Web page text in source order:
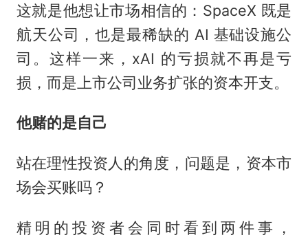
这就是他想让市场相信的：SpaceX 既是
航天公司，也是最稀缺的 AI 基础设施公
司。这样一来，xAI 的亏损就不再是亏
损，而是上市公司业务扩张的资本开支。
他赌的是自己
站在理性投资人的角度，问题是，资本市
场会买账吗？
精明的投资者会同时看到两件事，